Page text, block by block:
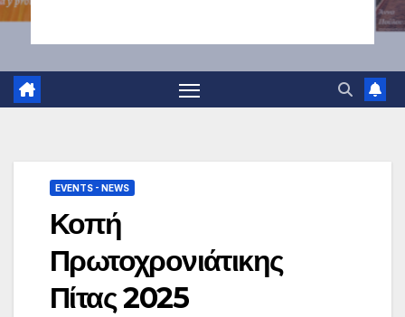
EVENTS - NEWS
Κοπή
Πρωτοχρονιάτικης
Πίτας 2025